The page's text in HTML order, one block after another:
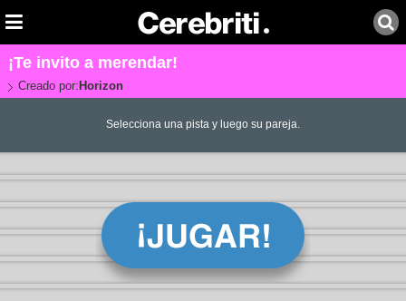
¡Te invito a merendar!
Creado por: Horizon
Selecciona una pista y luego su pareja.